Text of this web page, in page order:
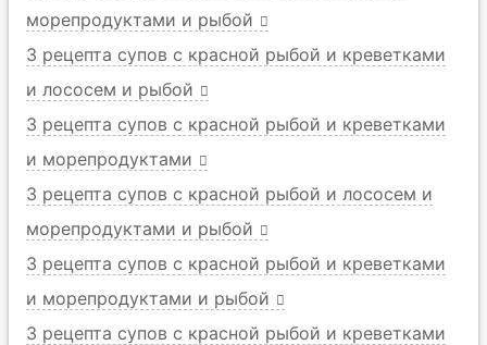
морепродуктами и рыбой
3 рецепта супов с красной рыбой и креветками
и лососем и рыбой
3 рецепта супов с красной рыбой и креветками
и морепродуктами
3 рецепта супов с красной рыбой и лососем и
морепродуктами и рыбой
3 рецепта супов с красной рыбой и креветками
и морепродуктами и рыбой
3 рецепта супов с красной рыбой и креветками